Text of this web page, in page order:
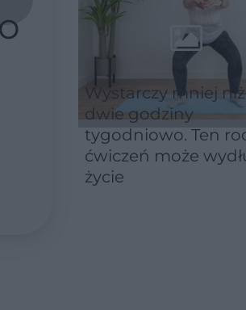
Wystarczy mniej niż
dwie godziny
tygodniowo. Ten
ćwiczeń może
życie